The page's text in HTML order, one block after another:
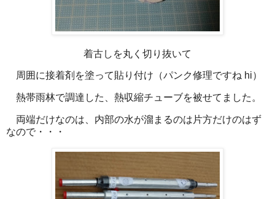
着古しを丸く切り抜いて
周囲に接着剤を塗って貼り付け（パンク修理ですね hi）
熱帯雨林で調達した、熱収縮チューブを被せてました。
両端だけなのは、内部の水が溜まるのは片方だけのはず
なので・・・